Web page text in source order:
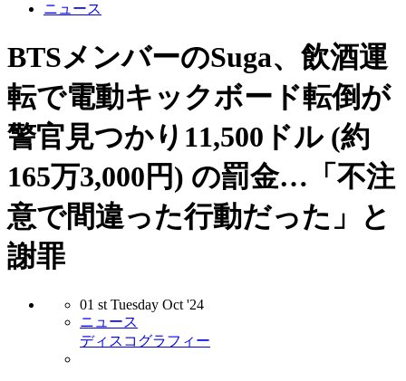
ニュース
BTSメンバーのSuga、飲酒運
転で電動キックボード転倒が
警官見つかり11,500ドル (約
165万3,000円) の罰金…「不注
意で間違った行動だった」と
謝罪
01 st Tuesday Oct '24
ニュース
ディスコグラフィー